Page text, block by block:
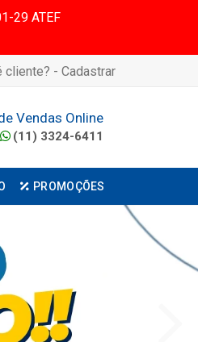
29 ATEF
cliente? - Cadastrar
Vendas Online
(11) 3324-6411
PROMOÇÕES